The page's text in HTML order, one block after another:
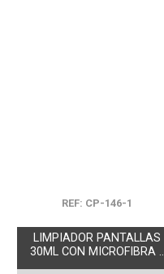
REF: CP-146-1
LIMPIADOR PANTALLAS
30ML CON MICROFIBRA -